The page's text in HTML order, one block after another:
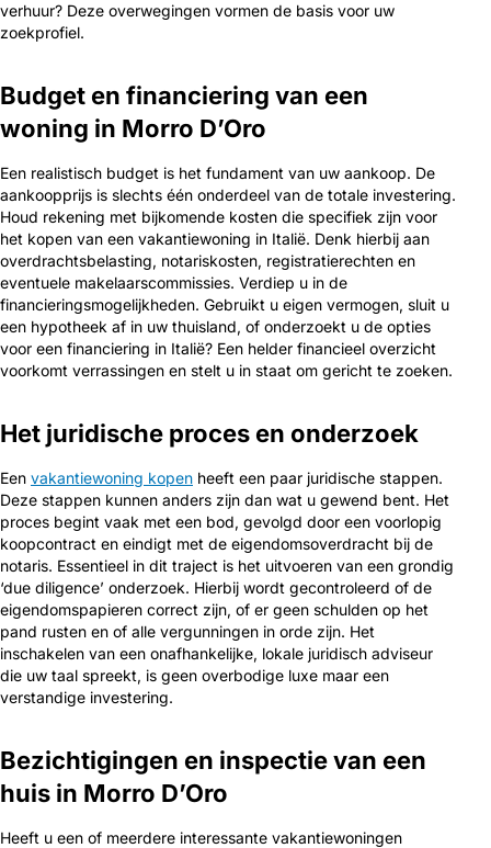
verhuur? Deze overwegingen vormen de basis voor uw
zoekprofiel.
Budget en financiering van een
woning in Morro D’Oro
Een realistisch budget is het fundament van uw aankoop. De
aankoopprijs is slechts één onderdeel van de totale investering.
Houd rekening met bijkomende kosten die specifiek zijn voor
het kopen van een vakantiewoning in Italië. Denk hierbij aan
overdrachtsbelasting, notariskosten, registratierechten en
eventuele makelaarscommissies. Verdiep u in de
financieringsmogelijkheden. Gebruikt u eigen vermogen, sluit u
een hypotheek af in uw thuisland, of onderzoekt u de opties
voor een financiering in Italië? Een helder financieel overzicht
voorkomt verrassingen en stelt u in staat om gericht te zoeken.
Het juridische proces en onderzoek
Een vakantiewoning kopen heeft een paar juridische stappen.
Deze stappen kunnen anders zijn dan wat u gewend bent. Het
proces begint vaak met een bod, gevolgd door een voorlopig
koopcontract en eindigt met de eigendomsoverdracht bij de
notaris. Essentieel in dit traject is het uitvoeren van een grondig
‘due diligence’ onderzoek. Hierbij wordt gecontroleerd of de
eigendomspapieren correct zijn, of er geen schulden op het
pand rusten en of alle vergunningen in orde zijn. Het
inschakelen van een onafhankelijke, lokale juridisch adviseur
die uw taal spreekt, is geen overbodige luxe maar een
verstandige investering.
Bezichtigingen en inspectie van een
huis in Morro D’Oro
Heeft u een of meerdere interessante vakantiewoningen